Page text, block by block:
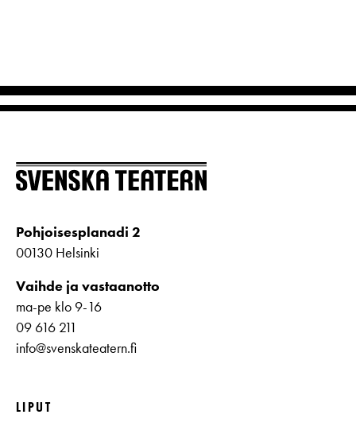
Pohjoisesplanadi 2
00130 Helsinki
Vaihde ja vastaanotto
ma-pe klo 9-16
09 616 211
info@svenskateatern.fi
LIPUT